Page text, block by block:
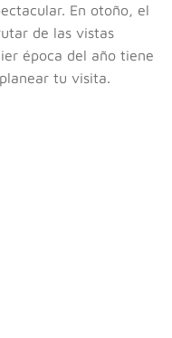
En otoño, el
de las vistas
época del año tiene
tu visita.